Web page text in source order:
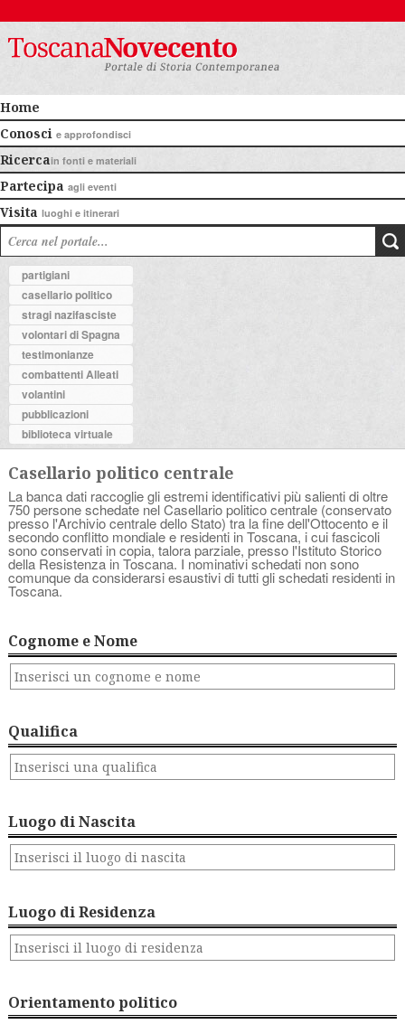
Home
Conosci e approfondisci
Ricercain fonti e materiali
Partecipa agli eventi
Visita luoghi e itinerari
partigiani
casellario politico
stragi nazifasciste
volontari di Spagna
testimonianze
combattenti Alleati
volantini
pubblicazioni
biblioteca virtuale
Casellario politico centrale
La banca dati raccoglie gli estremi identificativi più salienti di oltre
750 persone schedate nel Casellario politico centrale (conservato
presso l'Archivio centrale dello Stato) tra la fine dell'Ottocento e il
secondo conflitto mondiale e residenti in Toscana, i cui fascicoli
sono conservati in copia, talora parziale, presso l'Istituto Storico
della Resistenza in Toscana. I nominativi schedati non sono
comunque da considerarsi esaustivi di tutti gli schedati residenti in
Toscana.
Cognome e Nome
Qualifica
Luogo di Nascita
Luogo di Residenza
Orientamento politico